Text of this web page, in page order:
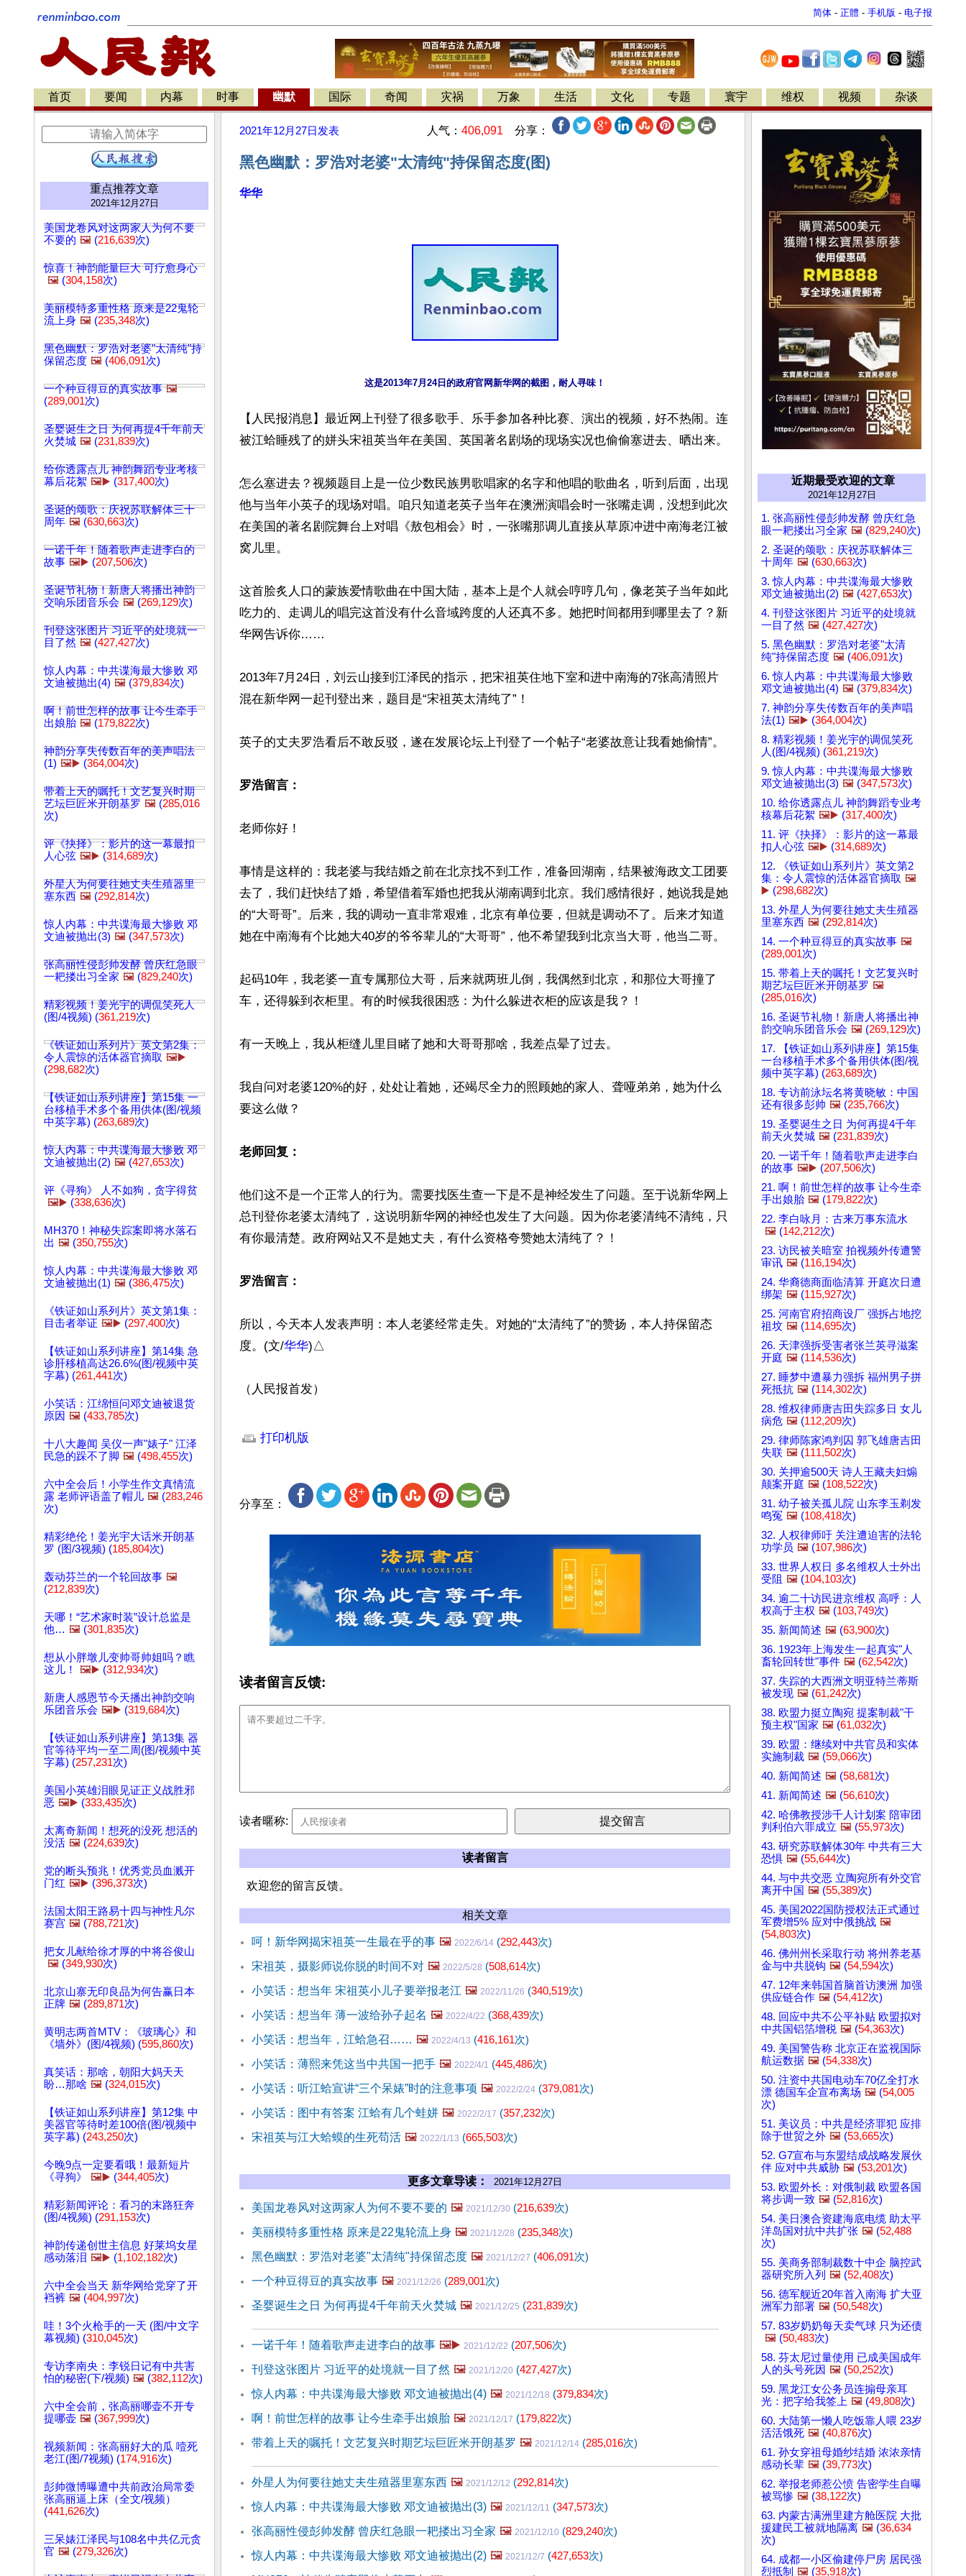
简体 - 正體 - 手机版 - 电子报
首页 要闻 内幕 时事 幽默 国际 奇闻 灾祸 万象 生活 文化 专题 寰宇 维权 视频 杂谈
重点推荐文章
2021年12月27日
美国龙卷风对这两家人为何不要
不要的 🖼️ (216,639次)
惊喜！神韵能量巨大 可疗愈身心
🖼️ (304,158次)
美丽模特多重性格 原来是22鬼轮
流上身 🖼️ (235,348次)
黑色幽默：罗浩对老婆"太清纯"持
保留态度 🖼️ (406,091次)
一个种豆得豆的真实故事 🖼️
(289,001次)
圣婴诞生之日 为何再提4千年前天
火焚城 🖼️ (231,839次)
给你透露点儿 神韵舞蹈专业考核
幕后花絮 🖼️▶️ (317,400次)
圣诞的颂歌：庆祝苏联解体三十
周年 🖼️ (630,663次)
一诺千年！随着歌声走进李白的
故事 🖼️▶️ (207,506次)
圣诞节礼物！新唐人将播出神韵
交响乐团音乐会 🖼️ (269,129次)
刊登这张图片 习近平的处境就一
目了然 🖼️ (427,427次)
惊人内幕：中共谍海最大惨败 邓
文迪被抛出(4) 🖼️ (379,834次)
啊！前世怎样的故事 让今生牵手
出娘胎 🖼️ (179,822次)
神韵分享失传数百年的美声唱法
(1) 🖼️▶️ (364,004次)
带着上天的嘱托！文艺复兴时期
艺坛巨匠米开朗基罗 🖼️ (285,016
次)
评《抉择》：影片的这一幕最扣
人心弦 🖼️▶️ (314,689次)
外星人为何要往她丈夫生殖器里
塞东西 🖼️ (292,814次)
惊人内幕：中共谍海最大惨败 邓
文迪被抛出(3) 🖼️ (347,573次)
张高丽性侵彭帅发酵 曾庆红急眼
一耙搂出习全家 🖼️ (829,240次)
精彩视频！姜光宇的调侃笑死人
(图/4视频) (361,219次)
《铁证如山系列片》英文第2集：
令人震惊的活体器官摘取 🖼️▶️
(298,682次)
【铁证如山系列讲座】第15集 一
台移植手术多个备用供体(图/视频
中英字幕) (263,689次)
惊人内幕：中共谍海最大惨败 邓
文迪被抛出(2) 🖼️ (427,653次)
评《寻狗》 人不如狗，贪字得贫
🖼️▶️ (338,636次)
MH370！神秘失踪案即将水落石
出 🖼️ (350,755次)
惊人内幕：中共谍海最大惨败 邓
文迪被抛出(1) 🖼️ (386,475次)
《铁证如山系列片》英文第1集：
目击者举证 🖼️▶️ (297,400次)
【铁证如山系列讲座】第14集 急
诊肝移植高达26.6%(图/视频中英
字幕) (261,441次)
小笑话：江绵恒问邓文迪被退货
原因 🖼️ (433,785次)
十八大趣闻 吴仪一声"婊子" 江泽
民急的跺不了脚 🖼️ (498,455次)
六中全会后！小学生作文真情流
露 老师评语盖了帽儿 🖼️ (283,246
次)
精彩绝伦！姜光宇大话米开朗基
罗 (图/3视频) (185,804次)
轰动芬兰的一个轮回故事 🖼️
(212,839次)
天哪！“艺术家时装”设计总监是
他… 🖼️ (301,835次)
想从小胖墩儿变帅哥帅姐吗？瞧
这儿！
🖼️▶️ (312,934次)
新唐人感恩节今天播出神韵交响
乐团音乐会 🖼️▶️ (319,684次)
【铁证如山系列讲座】第13集 器
官等待平均一至二周(图/视频中英
字幕) (257,231次)
美国小英雄泪眼见证正义战胜邪
恶 🖼️▶️ (333,435次)
太离奇新闻！想死的没死 想活的
没活 🖼️ (224,639次)
党的断头预兆！优秀党员血溅开
门红 🖼️▶️ (396,373次)
法国太阳王路易十四与神性凡尔
赛宫 🖼️ (788,721次)
把女儿献给徐才厚的中将谷俊山
🖼️ (349,930次)
北京山寨无印良品为何告赢日本
正牌 🖼️ (289,871次)
黄明志两首MTV：《玻璃心》和
《墙外》(图/4视频) (595,860次)
真笑话：那啥，朝阳大妈天天
盼…那啥 🖼️ (324,015次)
【铁证如山系列讲座】第12集 中
美器官等待时差100倍(图/视频中
英字幕) (243,250次)
今晚9点一定要看哦！最新短片
《寻狗》
🖼️▶️ (344,405次)
精彩新闻评论：看习的末路狂奔
(图/4视频) (291,153次)
神韵传递创世主信息 好莱坞女星
感动落泪 🖼️▶️ (1,102,182次)
六中全会当天 新华网给党穿了开
裆裤 🖼️ (404,997次)
哇！3个火枪手的一天 (图/中文字
幕视频) (310,045次)
专访李南央：李锐日记有中共害
怕的秘密(下/视频) 🖼️ (382,112次)
六中全会前，张高丽哪壶不开专
提哪壶 🖼️ (367,999次)
视频新闻：张高丽好大的瓜 噎死
老江(图/7视频) (174,916次)
彭帅微博曝遭中共前政治局常委
张高丽逼上床（全文/视频）
(441,626次)
三呆婊江泽民与108名中共亿元贪
官 🖼️ (279,326次)
2021年12月27日 发表 人气： 406,091 分享：
黑色幽默：罗浩对老婆"太清纯"持保留态度(图)
华华
这是2013年7月24日的政府官网新华网的截图，耐人寻味！
【人民报消息】最近网上刊登了很多歌手、乐手参加各种比赛、演出的视频，好不热闹。连
被江蛤睡残了的姘头宋祖英当年在美国、英国著名剧场的现场实况也偷偷塞进去、晒出来。
怎么塞进去？视频题目上是一位少数民族男歌唱家的名字和他唱的歌曲名，听到后面，出现
他与当年小英子的现场对唱。咱只知道老英子当年在澳洲演唱会时一张嘴走调，没想到此次
在美国的著名剧院舞台上对唱《敖包相会》时，一张嘴那调儿直接从草原冲进中南海老江被
窝儿里。
这首脍炙人口的蒙族爱情歌曲在中国大陆，基本上是个人就会哼哼几句，像老英子当年如此
吃力的、走调儿的唱完这首没有什么音域跨度的人还真不多。她把时间都用到哪里去了？新
华网告诉你……
2013年7月24日，刘云山接到江泽民的指示，把宋祖英住地下室和进中南海的7张高清照片
混在新华网一起刊登出来，题目是“宋祖英太清纯了”！
英子的丈夫罗浩看后不敢反驳，遂在发展论坛上刊登了一个帖子“老婆故意让我看她偷情”。
罗浩留言：
老师你好！
事情是这样的：我老婆与我结婚之前在北京找不到工作，准备回湖南，结果被海政文工团要
去了，我们赶快结了婚，希望借着军婚也把我从湖南调到北京。我们感情很好，她说我是她
的“大哥哥”。后来，我的调动一直非常艰难，北京有单位要，但就是调动不了。后来才知道
她在中南海有个比她大40岁的爷爷辈儿的“大哥哥”，他不希望我到北京当大哥，他当二哥。
起码10年，我老婆一直专属那位大哥，后来就两班儿倒，我偶然到北京，和那位大哥撞了
车，还得躲到衣柜里。有的时候我很困惑：为什么躲进衣柜的应该是我？！
有一天晚上，我从柜缝儿里目睹了她和大哥哥那啥，我差点晕了过去。
我自问对老婆120%的好，处处让着她，还竭尽全力的照顾她的家人、聋哑弟弟，她为什么
要这么做？
老师回复：
他们这不是一个正常人的行为。需要找医生查一下是不是神经发生了问题。至于说新华网上
总刊登你老婆太清纯了，这说明新华网的神经也发生了大问题。因为你老婆清纯不清纯，只
有你最清楚。政府网站又不是她丈夫，有什么资格夸赞她太清纯了？！
罗浩留言：
所以，今天本人发表声明：本人老婆经常走失。对她的“太清纯了”的赞扬，本人持保留态
度。(文/华华)△
（人民报首发）
打印机版
分享至：
读者留言反馈:
读者暱称:
读者留言
欢迎您的留言反馈。
相关文章
呵！新华网揭宋祖英一生最在乎的事 🖼️ 2022/6/14 (292,443次)
宋祖英，摄影师说你脱的时间不对 🖼️ 2022/5/28 (508,614次)
小笑话：想当年 宋祖英小儿子要举报老江 🖼️ 2022/11/26 (340,519次)
小笑话：想当年 薄一波给孙子起名 🖼️ 2022/4/22 (368,439次)
小笑话：想当年，江蛤急召…… 🖼️ 2022/4/13 (416,161次)
小笑话：薄熙来凭这当中共国一把手 🖼️ 2022/4/1 (445,486次)
小笑话：听江蛤宣讲“三个呆婊”时的注意事项 🖼️ 2022/2/24 (379,081次)
小笑话：图中有答案 江蛤有几个蛙姘 🖼️ 2022/2/17 (357,232次)
宋祖英与江大蛤蟆的生死苟活 🖼️ 2022/1/13 (665,503次)
更多文章导读： 2021年12月27日
美国龙卷风对这两家人为何不要不要的 🖼️ 2021/12/30 (216,639次)
美丽模特多重性格 原来是22鬼轮流上身 🖼️ 2021/12/28 (235,348次)
黑色幽默：罗浩对老婆"太清纯"持保留态度 🖼️ 2021/12/27 (406,091次)
一个种豆得豆的真实故事 🖼️ 2021/12/26 (289,001次)
圣婴诞生之日 为何再提4千年前天火焚城 🖼️ 2021/12/25 (231,839次)
一诺千年！随着歌声走进李白的故事 🖼️▶️ 2021/12/22 (207,506次)
刊登这张图片 习近平的处境就一目了然 🖼️ 2021/12/20 (427,427次)
惊人内幕：中共谍海最大惨败 邓文迪被抛出(4) 🖼️ 2021/12/18 (379,834次)
啊！前世怎样的故事 让今生牵手出娘胎 🖼️ 2021/12/17 (179,822次)
带着上天的嘱托！文艺复兴时期艺坛巨匠米开朗基罗 🖼️ 2021/12/14 (285,016次)
外星人为何要往她丈夫生殖器里塞东西 🖼️ 2021/12/12 (292,814次)
惊人内幕：中共谍海最大惨败 邓文迪被抛出(3) 🖼️ 2021/12/11 (347,573次)
张高丽性侵彭帅发酵 曾庆红急眼一耙搂出习全家 🖼️ 2021/12/10 (829,240次)
惊人内幕：中共谍海最大惨败 邓文迪被抛出(2) 🖼️ 2021/12/7 (427,653次)
近期最受欢迎的文章
2021年12月27日
1. 张高丽性侵彭帅发酵 曾庆红急
眼一耙搂出习全家 🖼️ (829,240次)
2. 圣诞的颂歌：庆祝苏联解体三
十周年 🖼️ (630,663次)
3. 惊人内幕：中共谍海最大惨败
邓文迪被抛出(2) 🖼️ (427,653次)
4. 刊登这张图片 习近平的处境就
一目了然 🖼️ (427,427次)
5. 黑色幽默：罗浩对老婆"太清
纯"持保留态度 🖼️ (406,091次)
6. 惊人内幕：中共谍海最大惨败
邓文迪被抛出(4) 🖼️ (379,834次)
7. 神韵分享失传数百年的美声唱
法(1) 🖼️▶️ (364,004次)
8. 精彩视频！姜光宇的调侃笑死
人(图/4视频) (361,219次)
9. 惊人内幕：中共谍海最大惨败
邓文迪被抛出(3) 🖼️ (347,573次)
10. 给你透露点儿 神韵舞蹈专业考
核幕后花絮 🖼️▶️ (317,400次)
11. 评《抉择》：影片的这一幕最
扣人心弦 🖼️▶️ (314,689次)
12. 《铁证如山系列片》英文第2
集：令人震惊的活体器官摘取 🖼️
▶️ (298,682次)
13. 外星人为何要往她丈夫生殖器
里塞东西 🖼️ (292,814次)
14. 一个种豆得豆的真实故事 🖼️
(289,001次)
15. 带着上天的嘱托！文艺复兴时
期艺坛巨匠米开朗基罗 🖼️
(285,016次)
16. 圣诞节礼物！新唐人将播出神
韵交响乐团音乐会 🖼️ (269,129次)
17. 【铁证如山系列讲座】第15集
一台移植手术多个备用供体(图/视
频中英字幕) (263,689次)
18. 专访前泳坛名将黄晓敏：中国
还有很多彭帅 🖼️ (235,766次)
19. 圣婴诞生之日 为何再提4千年
前天火焚城 🖼️ (231,839次)
20. 一诺千年！随着歌声走进李白
的故事 🖼️▶️ (207,506次)
21. 啊！前世怎样的故事 让今生牵
手出娘胎 🖼️ (179,822次)
22. 李白咏月：古来万事东流水
🖼️ (142,212次)
23. 访民被关暗室 拍视频外传遭警
审讯 🖼️ (116,194次)
24. 华裔德商面临清算 开庭次日遭
绑架 🖼️ (115,927次)
25. 河南官府招商设厂 强拆占地挖
祖坟 🖼️ (114,695次)
26. 天津强拆受害者张兰英寻滋案
开庭 🖼️ (114,536次)
27. 睡梦中遭暴力强拆 福州男子拼
死抵抗 🖼️ (114,302次)
28. 维权律师唐吉田失踪多日 女儿
病危 🖼️ (112,209次)
29. 律师陈家鸿判囚 郭飞雄唐吉田
失联 🖼️ (111,502次)
30. 关押逾500天 诗人王藏夫妇煽
颠案开庭 🖼️ (108,522次)
31. 幼子被关孤儿院 山东李玉剃发
鸣冤 🖼️ (108,418次)
32. 人权律师吁 关注遭迫害的法轮
功学员 🖼️ (107,986次)
33. 世界人权日 多名维权人士外出
受阻 🖼️ (104,103次)
34. 逾二十访民进京维权 高呼：人
权高于主权 🖼️ (103,749次)
35. 新闻简述 🖼️ (63,900次)
36. 1923年上海发生一起真实"人
畜轮回转世"事件 🖼️ (62,542次)
37. 失踪的大西洲文明亚特兰蒂斯
被发现 🖼️ (61,242次)
38. 欧盟力挺立陶宛 提案制裁"干
预主权"国家 🖼️ (61,032次)
39. 欧盟：继续对中共官员和实体
实施制裁 🖼️ (59,066次)
40. 新闻简述 🖼️ (58,681次)
41. 新闻简述 🖼️ (56,610次)
42. 哈佛教授涉千人计划案 陪审团
判利伯六罪成立 🖼️ (55,973次)
43. 研究苏联解体30年 中共有三大
恐惧 🖼️ (55,644次)
44. 与中共交恶 立陶宛所有外交官
离开中国 🖼️ (55,389次)
45. 美国2022国防授权法正式通过
军费增5% 应对中俄挑战 🖼️
(54,803次)
46. 佛州州长采取行动 将州养老基
金与中共脱钩 🖼️ (54,594次)
47. 12年来韩国首脑首访澳洲 加强
供应链合作 🖼️ (54,412次)
48. 回应中共不公平补贴 欧盟拟对
中共国铝箔增税 🖼️ (54,363次)
49. 美国警告称 北京正在监视国际
航运数据 🖼️ (54,338次)
50. 注资中共国电动车70亿全打水
漂 德国车企宣布离场 🖼️ (54,005
次)
51. 美议员：中共是经济罪犯 应排
除于世贸之外 🖼️ (53,665次)
52. G7宣布与东盟结成战略发展伙
伴 应对中共威胁 🖼️ (53,201次)
53. 欧盟外长：对俄制裁 欧盟各国
将步调一致 🖼️ (52,816次)
54. 美日澳合资建海底电缆 助太平
洋岛国对抗中共扩张 🖼️ (52,488
次)
55. 美商务部制裁数十中企 脑控武
器研究所入列 🖼️ (52,408次)
56. 德军舰近20年首入南海 扩大亚
洲军力部署 🖼️ (50,548次)
57. 83岁奶奶每天卖气球 只为还债
🖼️ (50,483次)
58. 芬太尼过量使用 已成美国成年
人的头号死因 🖼️ (50,252次)
59. 黑龙江女公务员连搧母亲耳
光：把字给我签上 🖼️ (49,808次)
60. 大陆第一懒人吃饭靠人喂 23岁
活活饿死 🖼️ (40,876次)
61. 孙女穿祖母婚纱结婚 浓浓亲情
感动长辈 🖼️ (39,773次)
62. 举报老师惹公愤 告密学生自曝
被骂惨 🖼️ (38,122次)
63. 内蒙古满洲里建方舱医院 大批
援建民工被就地隔离 🖼️ (36,634
次)
64. 成都一小区偷建停尸房 居民强
烈抵制 🖼️ (35,918次)